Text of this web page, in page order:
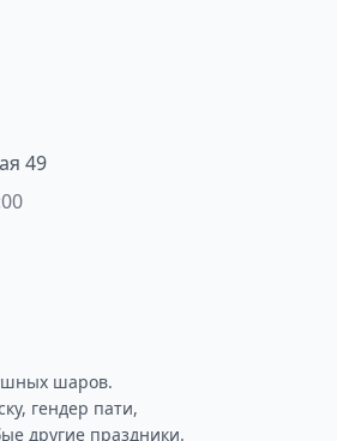
49
шаров.
гендер пати,
другие праздники.